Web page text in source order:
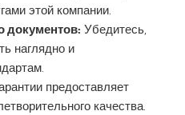
этой компании.
документов: Убедитесь,
наглядно и
предоставляет
качества.